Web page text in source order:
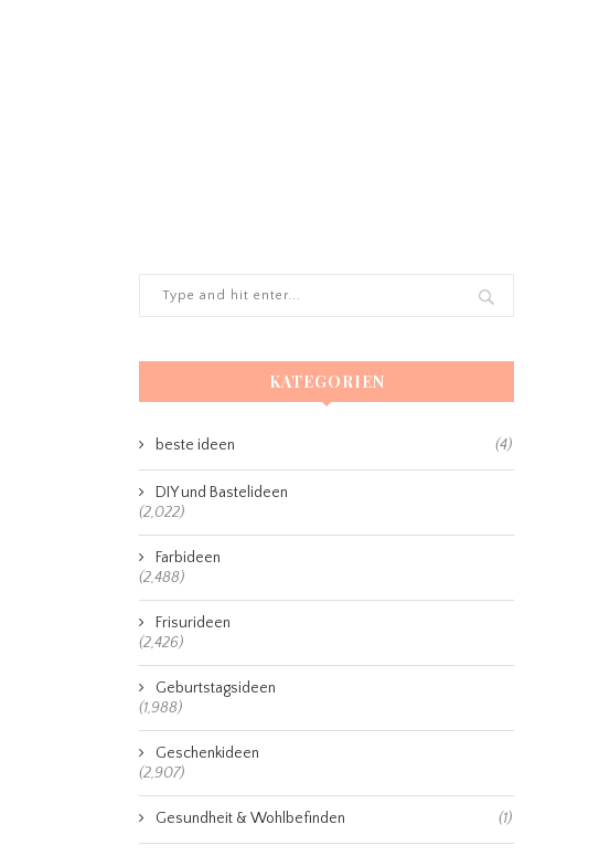
KATEGORIEN
beste ideen (4)
DIY und Bastelideen
(2,022)
Farbideen
(2,488)
Frisurideen
(2,426)
Geburtstagsideen
(1,988)
Geschenkideen
(2,907)
Gesundheit & Wohlbefinden (1)